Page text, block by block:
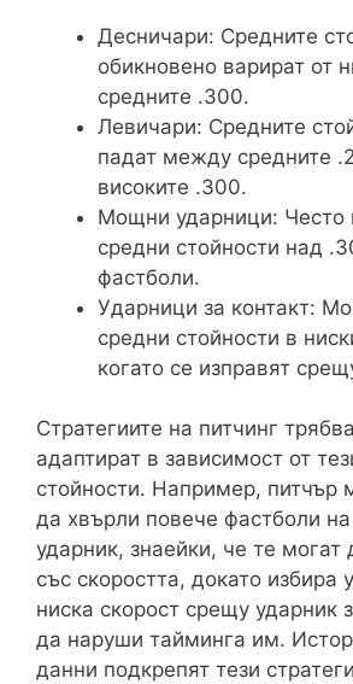
Десничари: Средните
обикновено варират от
средните .300.
Левичари: Средните
падат между средните
високите .300.
Мощни ударници: Често
средни стойности над
фастболи.
Ударници за контакт:
средни стойности в
когато се изправят
Стратегиите на питчинг
адаптират в зависимост от
стойности. Например,
да хвърли повече фастболи
ударник, знаейки, че те могат
със скоростта, докато избира
ниска скорост срещу ударник
да наруши тайминга им.
данни подкрепят тези